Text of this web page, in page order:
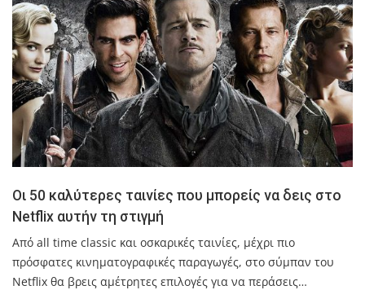
Οι 50 καλύτερες ταινίες που μπορείς να δεις στο
Netflix αυτήν τη στιγμή
Από all time classic και οσκαρικές ταινίες, μέχρι πιο
πρόσφατες κινηματογραφικές παραγωγές, στο σύμπαν του
Netflix θα βρεις αμέτρητες επιλογές για να περάσεις…